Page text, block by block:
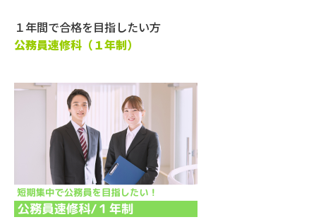
１年間で合格を目指したい方
公務員速修科（１年制）